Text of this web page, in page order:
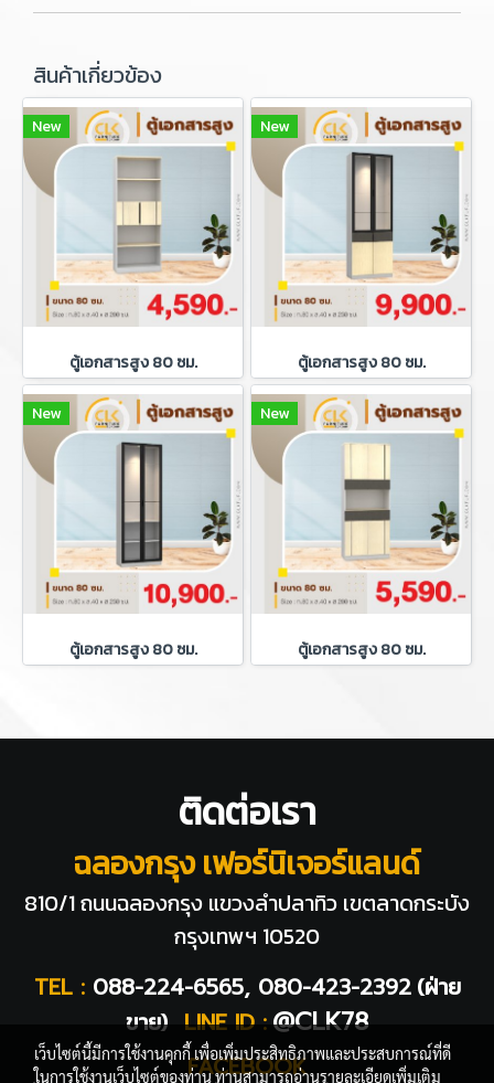
สินค้าเกี่ยวข้อง
New
ตู้เอกสารสูง 80 ซม.
New
ตู้เอกสารสูง 80 ซม.
New
ตู้เอกสารสูง 80 ซม.
New
ตู้เอกสารสูง 80 ซม.
ติดต่อเรา
ฉลองกรุง เฟอร์นิเจอร์แลนด์
810/1 ถนนฉลองกรุง แขวงลำปลาทิว เขตลาดกระบัง
กรุงเทพฯ 10520
TEL : 088-224-6565, 080-423-2392 (ฝ่าย
ขาย) LINE ID : @CLK78
FACEBOOK
เว็บไซต์นี้มีการใช้งานคุกกี้ เพื่อเพิ่มประสิทธิภาพและประสบการณ์ที่ดี
ในการใช้งานเว็บไซต์ของท่าน ท่านสามารถอ่านรายละเอียดเพิ่มเติม